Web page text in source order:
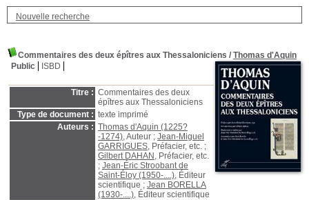
Nouvelle recherche
Commentaires des deux épîtres aux Thessaloniciens / Thomas d'Aquin
Public
ISBD
Titre : Commentaires des deux
épîtres aux Thessaloniciens
Type de document : texte imprimé
Auteurs : Thomas d'Aquin (1225?
-1274), Auteur ; Jean-Miguel
GARRIGUES, Préfacier, etc. ;
Gilbert DAHAN , Préfacier, etc.
; Jean-Éric Stroobant de
Saint-Éloy (1950-....), Éditeur
scientifique ; Jean BORELLA
(1930-....), Éditeur scientifique